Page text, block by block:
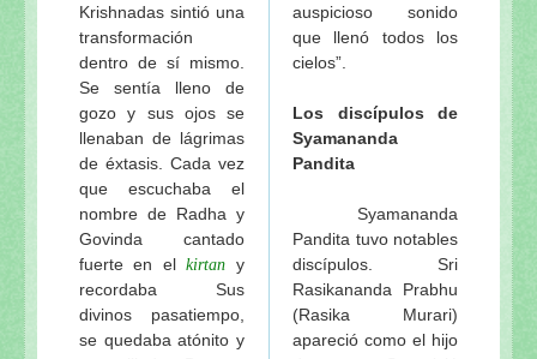
Krishnadas sintió una
transformación
dentro de sí mismo.
Se sentía lleno de
gozo y sus ojos se
llenaban de lágrimas
de éxtasis. Cada vez
que escuchaba el
nombre de Radha y
Govinda cantado
fuerte en el kirtan y
recordaba Sus
divinos pasatiempo,
se quedaba atónito y
auspicioso sonido
que llenó todos los
cielos”.
Los discípulos de
Syamananda
Pandita
Syamananda
Pandita tuvo notables
discípulos.
Sri
Rasikananda Prabhu
(Rasika Murari)
apareció como el hijo